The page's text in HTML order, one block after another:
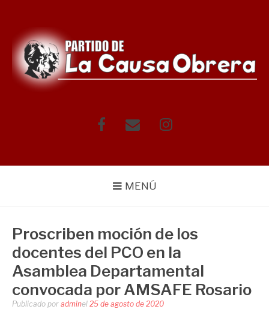
contenido
FacebookCorreo Instagram
MENÚ
Proscriben moción de los
docentes del PCO en la
Asamblea Departamental
convocada por AMSAFE Rosario
Publicado por adminel 25 de agosto de 2020